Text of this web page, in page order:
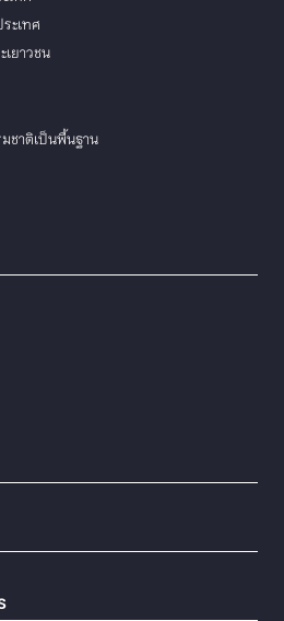
ะเทศ
ยาวชน
ชาติเป็นพื้นฐาน